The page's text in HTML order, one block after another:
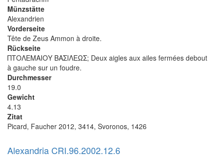
Münzstätte
Alexandrien
Vorderseite
Tête de Zeus Ammon à droite.
Rückseite
ΠΤΟΛΕΜΑΙΟΥ ΒΑΣΙΛΕΩΣ; Deux aigles aux ailes fermées debout
à gauche sur un foudre.
Durchmesser
19.0
Gewicht
4.13
Zitat
Picard, Faucher 2012, 3414, Svoronos, 1426
Alexandria CRI.96.2002.12.6